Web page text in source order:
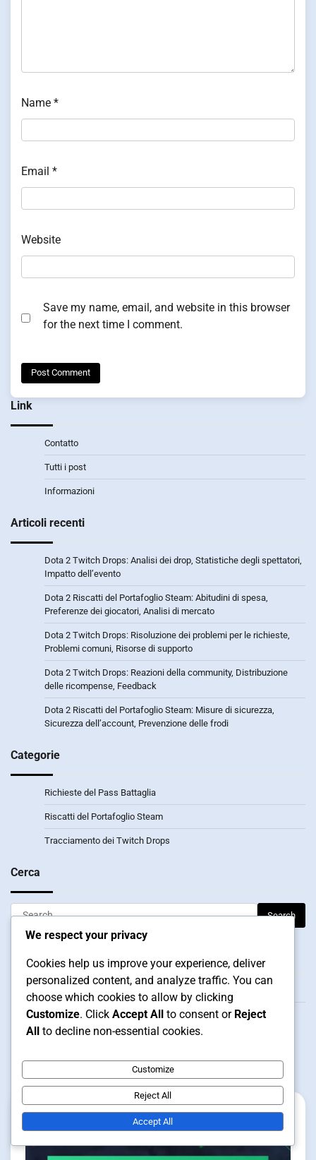
Name *
Email *
Website
Save my name, email, and website in this browser
for the next time I comment.
Link
Contatto
Tutti i post
Informazioni
Articoli recenti
Dota 2 Twitch Drops: Analisi dei drop, Statistiche degli spettatori,
Impatto dell’evento
Dota 2 Riscatti del Portafoglio Steam: Abitudini di spesa,
Preferenze dei giocatori, Analisi di mercato
Dota 2 Twitch Drops: Risoluzione dei problemi per le richieste,
Problemi comuni, Risorse di supporto
Dota 2 Twitch Drops: Reazioni della community, Distribuzione
delle ricompense, Feedback
Dota 2 Riscatti del Portafoglio Steam: Misure di sicurezza,
Sicurezza dell’account, Prevenzione delle frodi
Categorie
Richieste del Pass Battaglia
Riscatti del Portafoglio Steam
Tracciamento dei Twitch Drops
Cerca
Search
for:
March 2026
February 2026
Related Posts
We respect your privacy
Cookies help us improve your experience, deliver
personalized content, and analyze traffic. You can
choose which cookies to allow by clicking
Customize. Click Accept All to consent or Reject
All to decline non-essential cookies.
Customize
Reject All
Accept All